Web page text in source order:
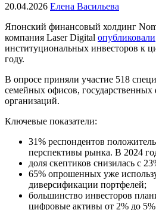
20.04.2026 Елена Васильева
Японский финансовый холдинг
компания Laser Digital опубликовали
институциональных инвесторов к
году.
В опросе приняли участие 518
семейных офисов,
организаций.
Ключевые показатели:
31% респондентов
перспективы рынка. В 2024
доля скептиков снизилась с
65% опрошенных уже
диверсификации портфелей;
большинство инвесторов
цифровые активы от 2% до